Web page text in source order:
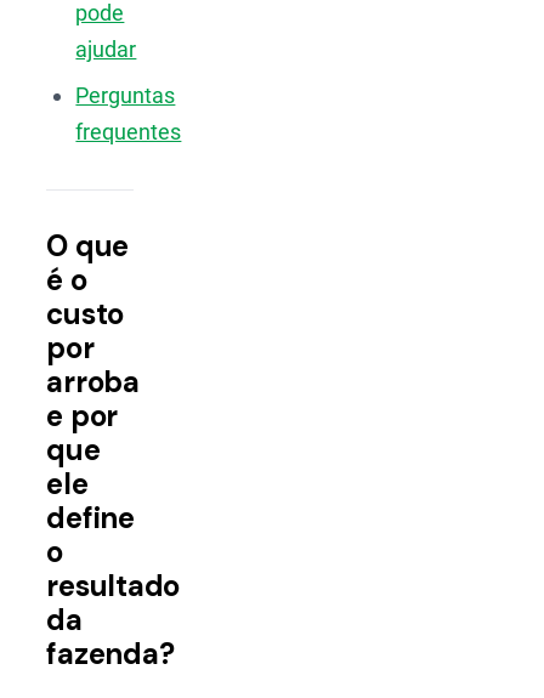
pode
ajudar
Perguntas
frequentes
O que
é o
custo
por
arroba
e por
que
ele
define
o
resultado
da
fazenda?